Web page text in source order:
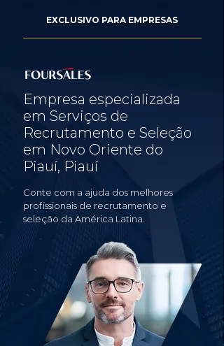
EXCLUSIVO PARA EMPRESAS
Empresa especializada
em Serviços de
Recrutamento e Seleção
em Novo Oriente do
Piauí, Piauí
Conte com a ajuda dos melhores
profissionais de recrutamento e
seleção da América Latina.